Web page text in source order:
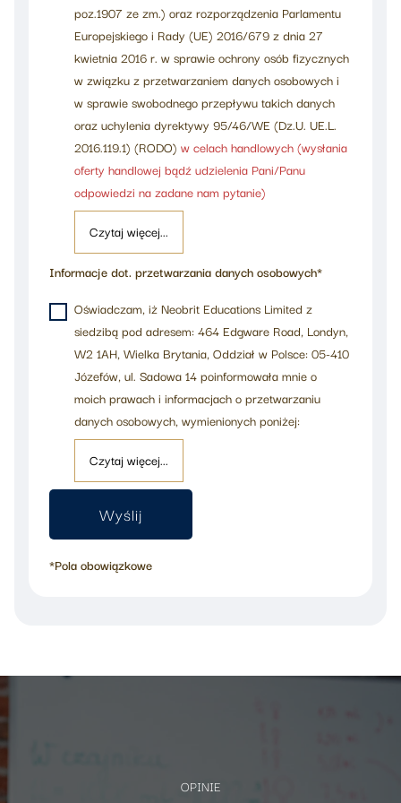
poz.1907 ze zm.) oraz rozporządzenia Parlamentu
Europejskiego i Rady (UE) 2016/679 z dnia 27
kwietnia 2016 r. w sprawie ochrony osób fizycznych
w związku z przetwarzaniem danych osobowych i
w sprawie swobodnego przepływu takich danych
oraz uchylenia dyrektywy 95/46/WE (Dz.U. UE.L.
2016.119.1) (RODO)w celach handlowych (wysłania
oferty handlowej bądź udzielenia Pani/Panu
odpowiedzi na zadane nam pytanie)
Czytaj więcej...
Informacje dot. przetwarzania danych osobowych*
Oświadczam, iż Neobrit Educations Limited z
siedzibą pod adresem: 464 Edgware Road, Londyn,
W2 1AH, Wielka Brytania, Oddział w Polsce: 05-410
Józefów, ul. Sadowa 14 poinformowała mnie o
moich prawach i informacjach o przetwarzaniu
danych osobowych, wymienionych poniżej:
Czytaj więcej...
*Pola obowiązkowe
OPINIE